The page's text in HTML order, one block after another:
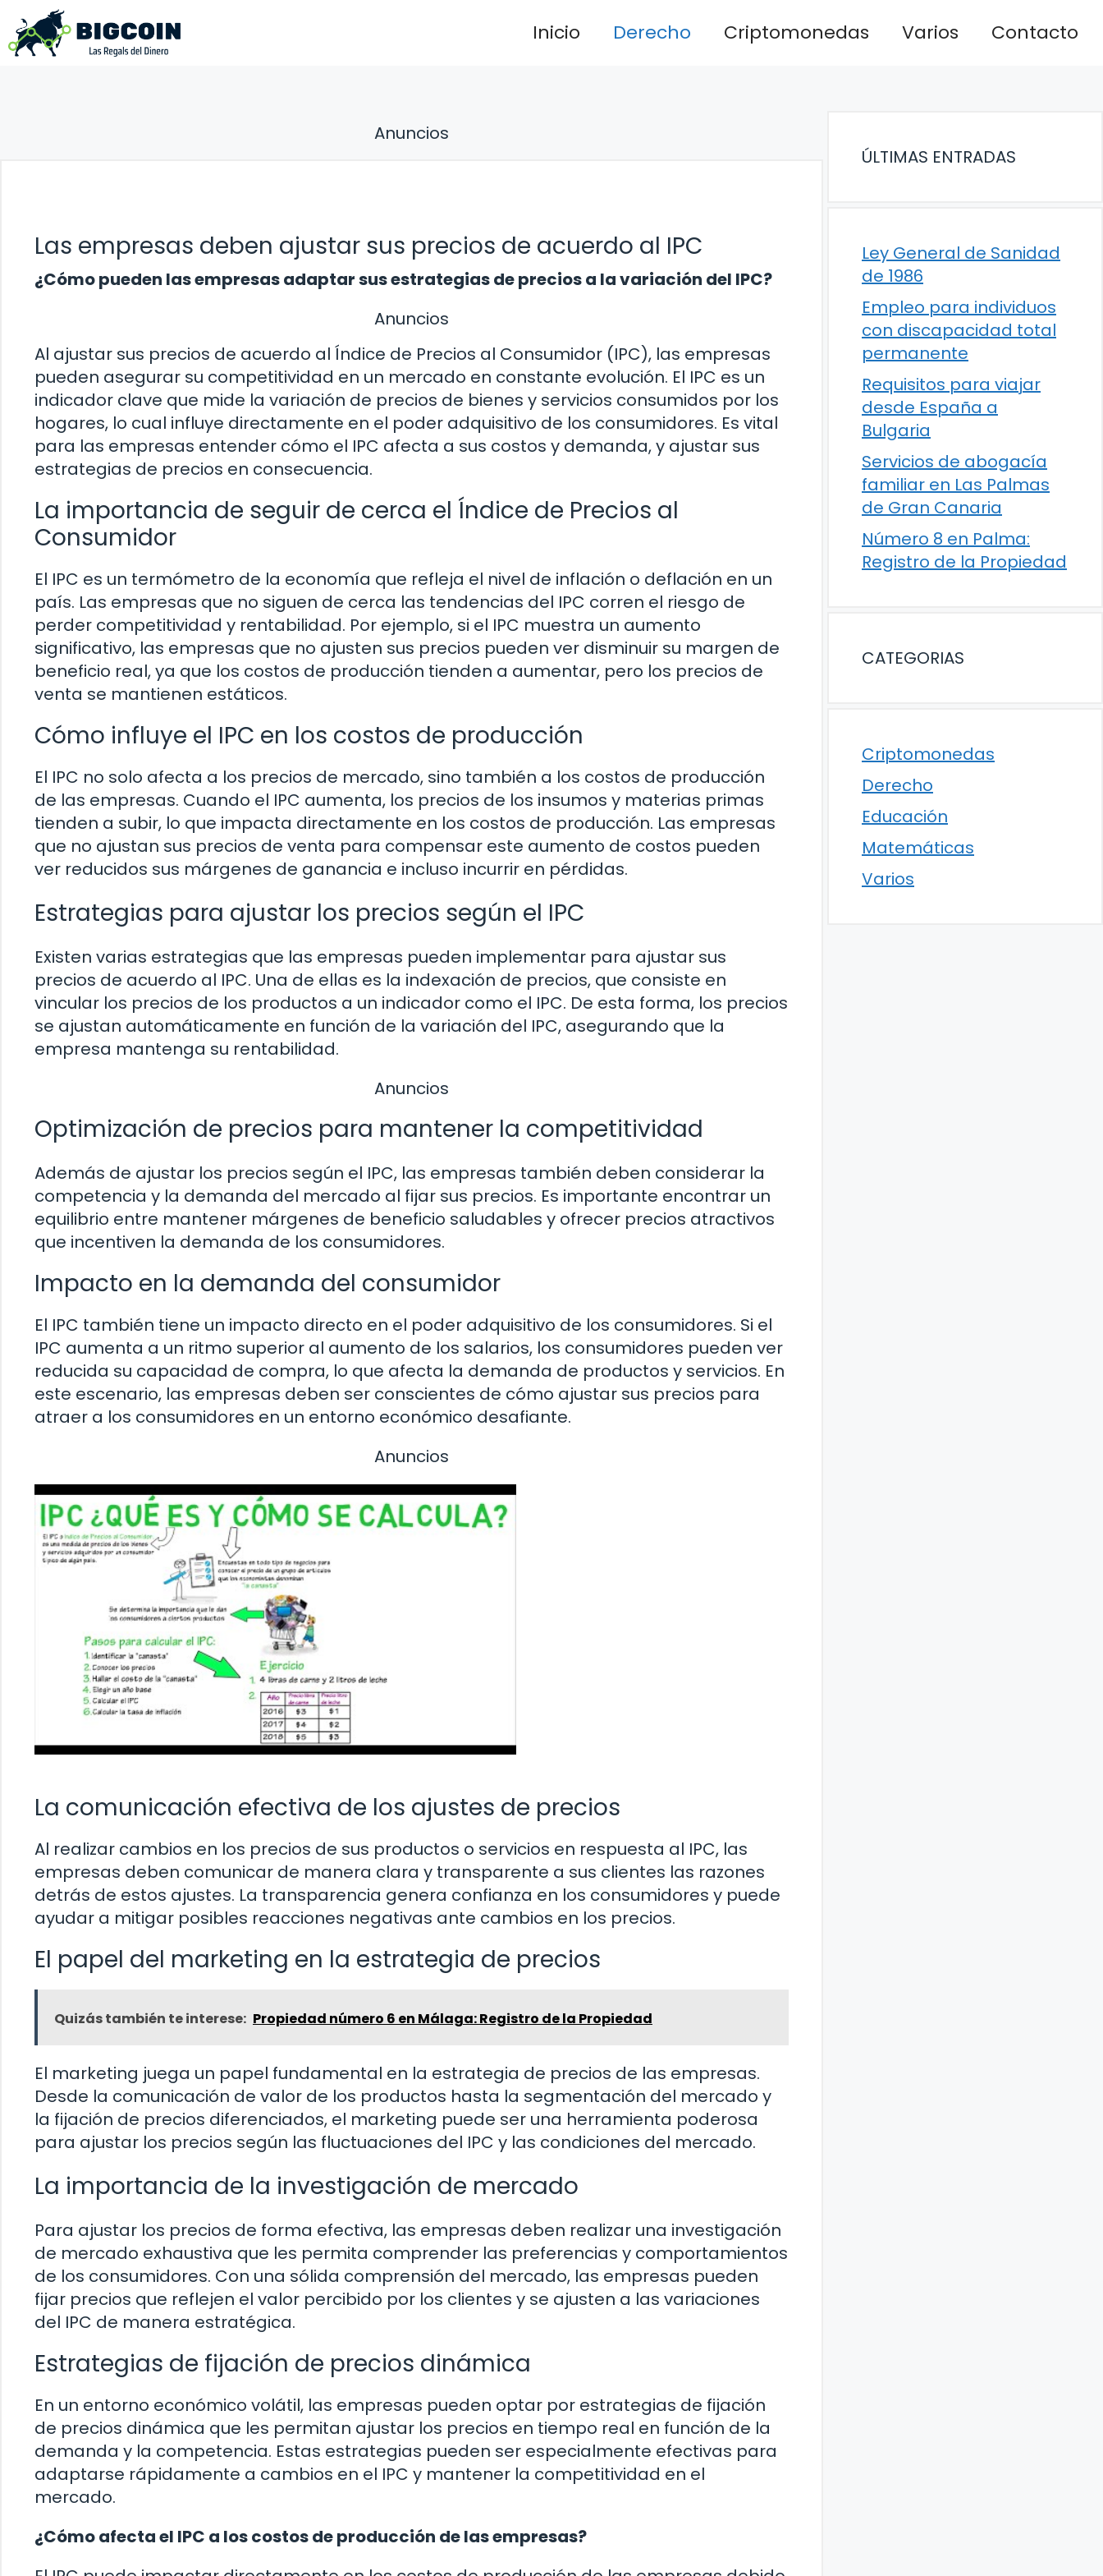
Saltar
contenido
Inicio Derecho Criptomonedas Varios Contacto
Anuncios
Las empresas deben ajustar sus precios de acuerdo al IPC
¿Cómo pueden las empresas adaptar sus estrategias de precios a la variación del IPC?
Anuncios
Al ajustar sus precios de acuerdo al Índice de Precios al Consumidor (IPC), las empresas
pueden asegurar su competitividad en un mercado en constante evolución. El IPC es un
indicador clave que mide la variación de precios de bienes y servicios consumidos por los
hogares, lo cual influye directamente en el poder adquisitivo de los consumidores. Es vital
para las empresas entender cómo el IPC afecta a sus costos y demanda, y ajustar sus
estrategias de precios en consecuencia.
La importancia de seguir de cerca el Índice de Precios al
Consumidor
El IPC es un termómetro de la economía que refleja el nivel de inflación o deflación en un
país. Las empresas que no siguen de cerca las tendencias del IPC corren el riesgo de
perder competitividad y rentabilidad. Por ejemplo, si el IPC muestra un aumento
significativo, las empresas que no ajusten sus precios pueden ver disminuir su margen de
beneficio real, ya que los costos de producción tienden a aumentar, pero los precios de
venta se mantienen estáticos.
Cómo influye el IPC en los costos de producción
El IPC no solo afecta a los precios de mercado, sino también a los costos de producción
de las empresas. Cuando el IPC aumenta, los precios de los insumos y materias primas
tienden a subir, lo que impacta directamente en los costos de producción. Las empresas
que no ajustan sus precios de venta para compensar este aumento de costos pueden
ver reducidos sus márgenes de ganancia e incluso incurrir en pérdidas.
Estrategias para ajustar los precios según el IPC
Existen varias estrategias que las empresas pueden implementar para ajustar sus
precios de acuerdo al IPC. Una de ellas es la indexación de precios, que consiste en
vincular los precios de los productos a un indicador como el IPC. De esta forma, los precios
se ajustan automáticamente en función de la variación del IPC, asegurando que la
empresa mantenga su rentabilidad.
Anuncios
Optimización de precios para mantener la competitividad
Además de ajustar los precios según el IPC, las empresas también deben considerar la
competencia y la demanda del mercado al fijar sus precios. Es importante encontrar un
equilibrio entre mantener márgenes de beneficio saludables y ofrecer precios atractivos
que incentiven la demanda de los consumidores.
Impacto en la demanda del consumidor
El IPC también tiene un impacto directo en el poder adquisitivo de los consumidores. Si el
IPC aumenta a un ritmo superior al aumento de los salarios, los consumidores pueden ver
reducida su capacidad de compra, lo que afecta la demanda de productos y servicios. En
este escenario, las empresas deben ser conscientes de cómo ajustar sus precios para
atraer a los consumidores en un entorno económico desafiante.
Anuncios
La comunicación efectiva de los ajustes de precios
Al realizar cambios en los precios de sus productos o servicios en respuesta al IPC, las
empresas deben comunicar de manera clara y transparente a sus clientes las razones
detrás de estos ajustes. La transparencia genera confianza en los consumidores y puede
ayudar a mitigar posibles reacciones negativas ante cambios en los precios.
El papel del marketing en la estrategia de precios
Quizás también te interese: Propiedad número 6 en Málaga: Registro de la Propiedad
El marketing juega un papel fundamental en la estrategia de precios de las empresas.
Desde la comunicación de valor de los productos hasta la segmentación del mercado y
la fijación de precios diferenciados, el marketing puede ser una herramienta poderosa
para ajustar los precios según las fluctuaciones del IPC y las condiciones del mercado.
La importancia de la investigación de mercado
Para ajustar los precios de forma efectiva, las empresas deben realizar una investigación
de mercado exhaustiva que les permita comprender las preferencias y comportamientos
de los consumidores. Con una sólida comprensión del mercado, las empresas pueden
fijar precios que reflejen el valor percibido por los clientes y se ajusten a las variaciones
del IPC de manera estratégica.
Estrategias de fijación de precios dinámica
En un entorno económico volátil, las empresas pueden optar por estrategias de fijación
de precios dinámica que les permitan ajustar los precios en tiempo real en función de la
demanda y la competencia. Estas estrategias pueden ser especialmente efectivas para
adaptarse rápidamente a cambios en el IPC y mantener la competitividad en el
mercado.
¿Cómo afecta el IPC a los costos de producción de las empresas?
ÚLTIMAS ENTRADAS
Ley General de Sanidad
de 1986
Empleo para individuos
con discapacidad total
permanente
Requisitos para viajar
desde España a
Bulgaria
Servicios de abogacía
familiar en Las Palmas
de Gran Canaria
Número 8 en Palma:
Registro de la Propiedad
CATEGORIAS
Criptomonedas
Derecho
Educación
Matemáticas
Varios